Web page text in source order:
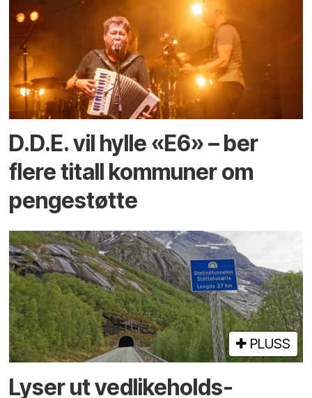
D.D.E. vil hylle «E6» – ber
flere titall kommuner om
pengestøtte
PLUSS
Lyser ut vedlikeholds­